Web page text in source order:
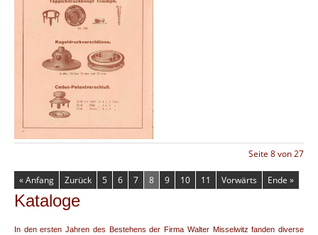
Seite 8 von 27
« Anfang Zurück 5 6 7 8 9 10 11 Vorwärts Ende »
Kataloge
In den ersten Jahren des Bestehens der Firma Walter Misselwitz fanden diverse